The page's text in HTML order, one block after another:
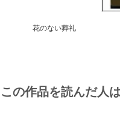
花のない葬礼
この作品を読んだ人